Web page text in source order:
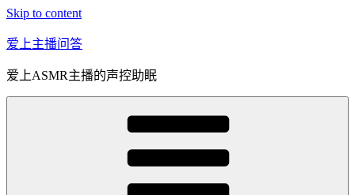
Skip to content
爱上主播问答
爱上ASMR主播的声控助眠